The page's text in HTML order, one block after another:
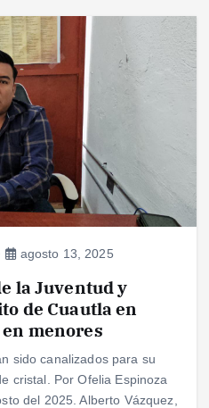
agosto 13, 2025
la Juventud y
de Cuautla en
menores
sido canalizados para su
cristal. Por Ofelia Espinoza
del 2025. Alberto Vázquez,